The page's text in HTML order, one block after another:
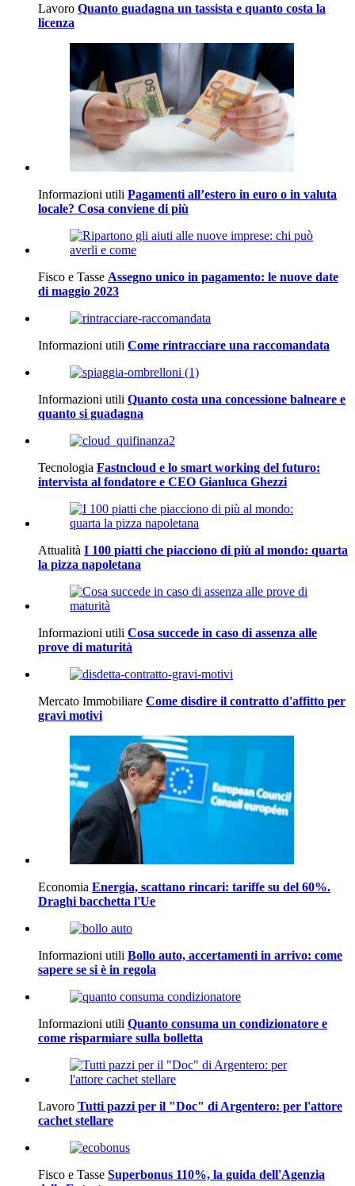
Lavoro Quanto guadagna un tassista e quanto costa la
licenza
Informazioni utili Pagamenti all’estero in euro o in valuta
locale? Cosa conviene di più
Fisco e Tasse Assegno unico in pagamento: le nuove date
di maggio 2023
Informazioni utili Come rintracciare una raccomandata
Informazioni utili Quanto costa una concessione balneare e
quanto si guadagna
Tecnologia Fastncloud e lo smart working del futuro:
intervista al fondatore e CEO Gianluca Ghezzi
Attualità I 100 piatti che piacciono di più al mondo: quarta
la pizza napoletana
Informazioni utili Cosa succede in caso di assenza alle
prove di maturità
Mercato Immobiliare Come disdire il contratto d'affitto per
gravi motivi
Economia Energia, scattano rincari: tariffe su del 60%.
Draghi bacchetta l'Ue
Informazioni utili Bollo auto, accertamenti in arrivo: come
sapere se si è in regola
Informazioni utili Quanto consuma un condizionatore e
come risparmiare sulla bolletta
Lavoro Tutti pazzi per il "Doc" di Argentero: per l'attore
cachet stellare
Fisco e Tasse Superbonus 110%, la guida dell'Agenzia